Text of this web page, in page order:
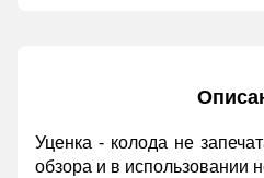
Уценка - колода не
обзора и в использовании